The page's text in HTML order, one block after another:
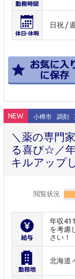
日祝 /
NEW 小樽市 調剤
＼薬の専門
る喜び☆／
キルアップ
閲覧状況
年収
を考慮
さい！
北海道